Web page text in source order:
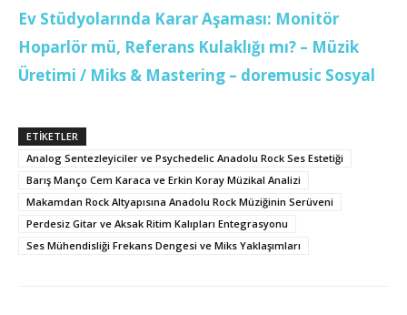
Ev Stüdyolarında Karar Aşaması: Monitör
Hoparlör mü, Referans Kulaklığı mı? – Müzik
Üretimi / Miks & Mastering – doremusic Sosyal
ETİKETLER
Analog Sentezleyiciler ve Psychedelic Anadolu Rock Ses Estetiği
Barış Manço Cem Karaca ve Erkin Koray Müzikal Analizi
Makamdan Rock Altyapısına Anadolu Rock Müziğinin Serüveni
Perdesiz Gitar ve Aksak Ritim Kalıpları Entegrasyonu
Ses Mühendisliği Frekans Dengesi ve Miks Yaklaşımları